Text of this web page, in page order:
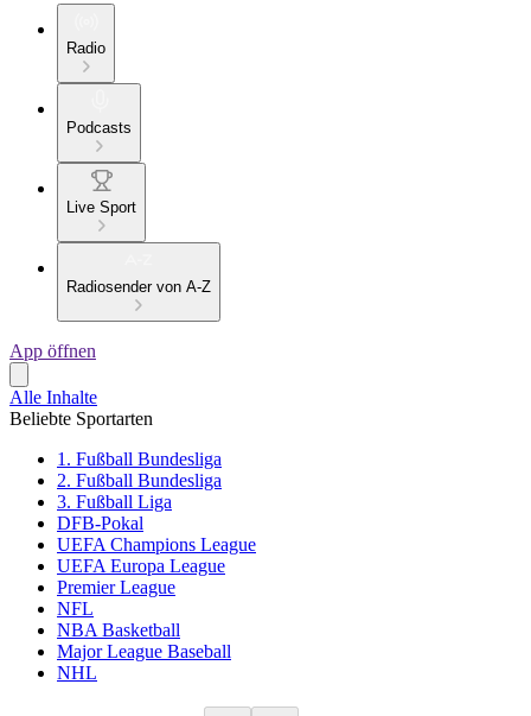
Radio
Podcasts
Live Sport
Radiosender von A-Z
App öffnen
Alle Inhalte
Beliebte Sportarten
1. Fußball Bundesliga
2. Fußball Bundesliga
3. Fußball Liga
DFB-Pokal
UEFA Champions League
UEFA Europa League
Premier League
NFL
NBA Basketball
Major League Baseball
NHL